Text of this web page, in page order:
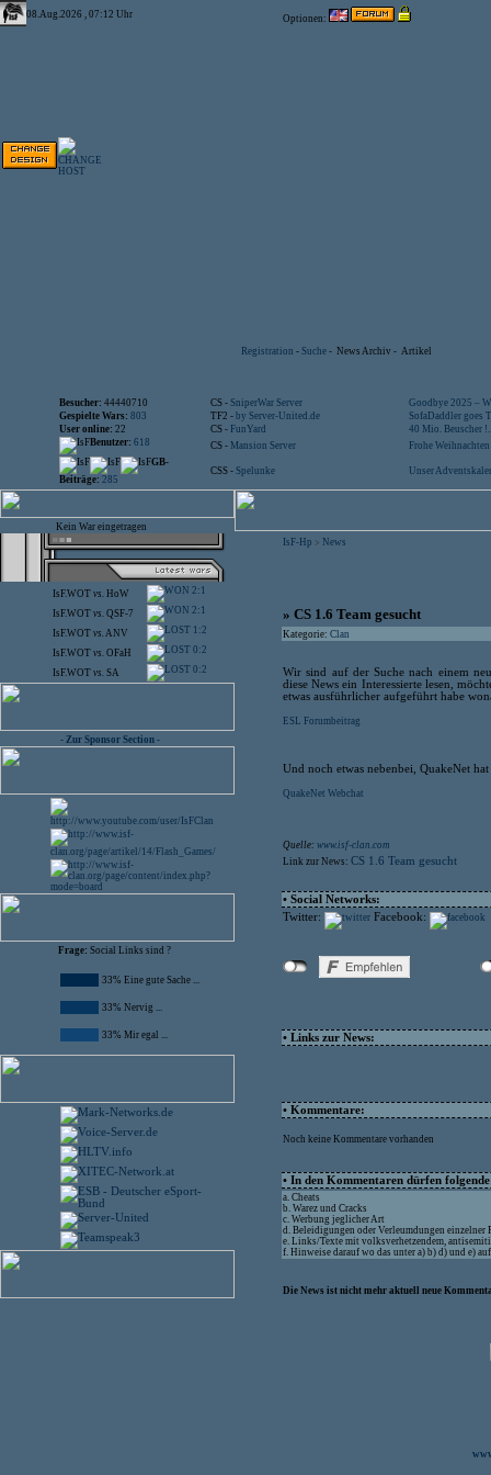
08.Aug.2026 , 07:12 Uhr Optionen:
Registration - Suche - News Archiv - Artikel
Besucher: 44440710 CS - SniperWar Server
Goodbye 2025 –
Gespielte Wars: 803 TF2 - by Server-United.de
SofaDaddler goes
User online: 22 CS - FunYard
40 Mio. Beuscher
Benutzer: 618 CS - Mansion Server
Frohe
GB-
Beiträge: 285
CSS - Spelunke Unser
Kein War eingetragen
IsF.WOT vs. HoW 2:1
IsF.WOT vs. QSF-7 2:1
IsF.WOT vs.ANV 1:2
IsF.WOT vs. OFaH 0:2
IsF.WOT vs. SA 0:2
- Zur Sponsor Section -
Frage: Social Links sind ?
33% Eine gute Sache ...
33% Nervig ...
33% Mir egal ...
IsF-Hp > News
» CS 1.6 Team gesucht
Kategorie: Clan
Wir sind auf der Suche nach einem
diese News ein Interessierte lesen,
etwas ausführlicher aufgeführt habe
ESL Forumbeitrag
Und noch etwas nebenbei, QuakeNet
QuakeNet Webchat
Quelle: www.isf-clan.com
Link zur News: CS 1.6 Team gesucht
• Social Networks:
Twitter:
Facebook:
• Links zur News:
• Kommentare:
Noch keine Kommentare vorhanden
• In den Kommentaren dürfen
a. Cheats
b. Warez und Cracks
c. Werbung jeglicher Art
d. Beleidigungen oder Verleumdungen einzelner
e. Links/Texte mit volksverhetzendem,
f. Hinweise darauf wo das unter a) b) d) und e)
Die News ist nicht mehr aktuell neue